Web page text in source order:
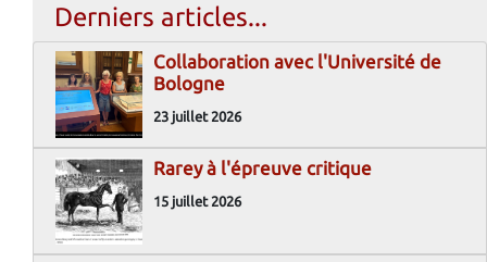
Derniers articles...
Collaboration avec l'Université de
Bologne
23 juillet 2026
Rarey à l'épreuve critique
15 juillet 2026